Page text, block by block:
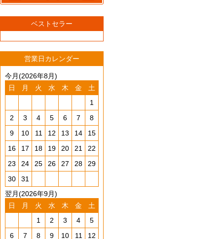
ベストセラー
営業日カレンダー
今月(2026年8月)
日
月 火 水 木 金
土
1
2
3 4 5 6 7
8
9
10 11 12 13 14
15
16
17 18 19 20 21
22
23
24 25 26 27 28
29
30
31
翌月(2026年9月)
日
月 火 水 木 金
土
1
2 3 4
5
6
7 8 9 10 11
12